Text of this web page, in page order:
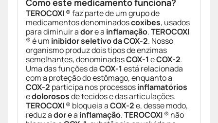
Como este medicamento funciona?
TEROCOXI® faz parte de um grupo de
medicamentos denominadoscoxibes, usados
para diminuir adore a inflamação.TEROCOXI
® é um inibidor seletivo da COX-2. Nosso
organismo produz dois tipos de enzimas
semelhantes, denominadasCOX-1 eCOX-2.
Uma das funções daCOX-1 está relacionada
com a proteção do estômago, enquanto a
COX-2 participa nos processosinflamatórios
edolorososde tecidos e das articulações.
TEROCOXI® bloqueia aCOX-2e, desse modo,
reduz adore a inflamação.TEROCOXI® não